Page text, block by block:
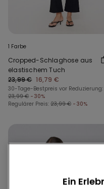
1 Farbe
Cropped-Schlaghose aus
elastischem Tuch
23,99 € 16,79 €
30-Tage-Bestpreis vor Reduzierung:
23,99 € -30%
Regulärer Preis: 23,99 € -30%
Ein